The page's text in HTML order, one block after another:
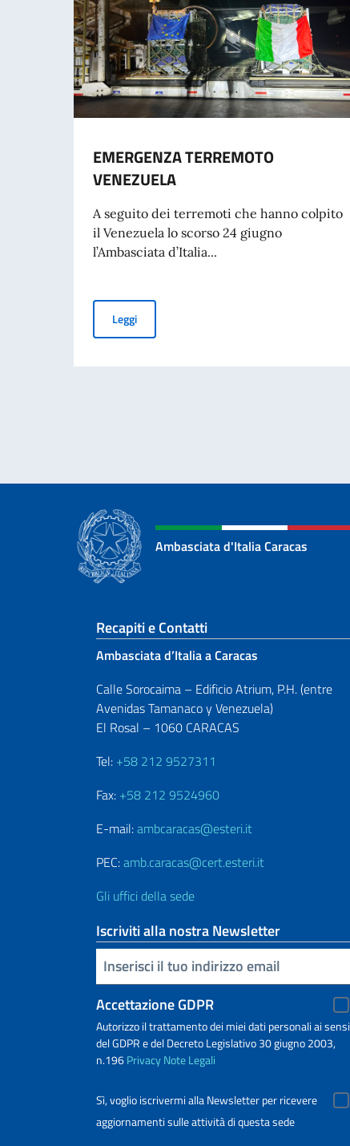
EMERGENZA TERREMOTO
VENEZUELA
A seguito dei terremoti che hanno colpito
il Venezuela lo scorso 24 giugno
l’Ambasciata d’Italia...
LeggiEMERGENZA TERREMOTO VENEZUELA
Ambasciata d'Italia Caracas
Sezione footer
Recapiti e Contatti
Ambasciata d’Italia a Caracas
Calle Sorocaima – Edificio Atrium, P.H. (entre
Avenidas Tamanaco y Venezuela)
El Rosal – 1060 CARACAS
Tel: +58 212 9527311
Fax: +58 212 9524960
E-mail:ambcaracas@esteri.it
PEC:amb.caracas@cert.esteri.it
Gli uffici della sede
Iscriviti alla nostra Newsletter
Inserisci la tua email
Accettazione GDPR
Autorizzo il trattamento dei miei dati personali ai sensi
del GDPR e del Decreto Legislativo 30 giugno 2003,
n.196PrivacyNote Legali
Sì, voglio iscrivermi alla Newsletter per ricevere
aggiornamenti sulle attività di questa sede